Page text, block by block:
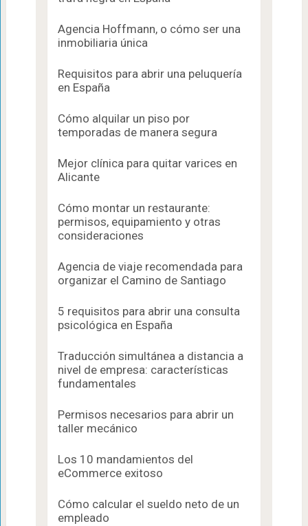
Agencia Hoffmann, o cómo ser una
inmobiliaria única
Requisitos para abrir una peluquería
en España
Cómo alquilar un piso por
temporadas de manera segura
Mejor clínica para quitar varices en
Alicante
Cómo montar un restaurante:
permisos, equipamiento y otras
consideraciones
Agencia de viaje recomendada para
organizar el Camino de Santiago
5 requisitos para abrir una consulta
psicológica en España
Traducción simultánea a distancia a
nivel de empresa: características
fundamentales
Permisos necesarios para abrir un
taller mecánico
Los 10 mandamientos del
eCommerce exitoso
Cómo calcular el sueldo neto de un
empleado